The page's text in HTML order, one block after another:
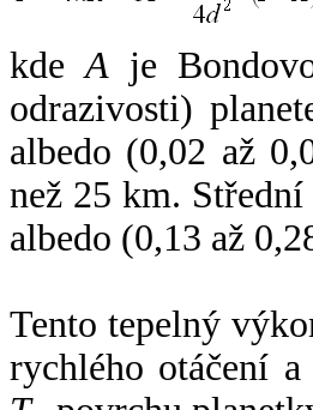
kdeA je
odrazivosti)
albedo (0,02 až
než 25 km.
albedo (0,13 až
Tento tepelný
rychlého otáčení